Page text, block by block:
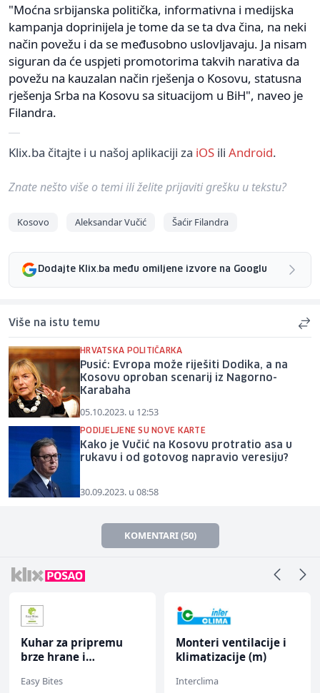
"Moćna srbijanska politička, informativna i medijska
kampanja doprinijela je tome da se ta dva čina, na neki
način povežu i da se međusobno uslovljavaju. Ja nisam
siguran da će uspjeti promotorima takvih narativa da
povežu na kauzalan način rješenja o Kosovu, statusna
rješenja Srba na Kosovu sa situacijom u BiH", naveo je
Filandra.
Klix.ba čitajte i u našoj aplikaciji za iOS ili Android.
Znate nešto više o temi ili želite prijaviti grešku u tekstu?
Kosovo Aleksandar Vučić Šaćir Filandra
Dodajte Klix.ba među omiljene izvore na Googlu
Više na istu temu
HRVATSKA POLITIČARKA
Pusić: Evropa može riješiti Dodika, a na
Kosovu oproban scenarij iz Nagorno-
Karabaha
05.10.2023. u 12:53
PODIJELJENE SU NOVE KARTE
Kako je Vučić na Kosovu protratio asa u
rukavu i od gotovog napravio veresiju?
30.09.2023. u 08:58
KOMENTARI (50)
Kuhar za pripremu
brze hrane i
ž)
Easy Bites
Monteri ventilacije i
klimatizacije (m)
Interclima